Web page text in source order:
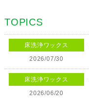
TOPICS
床洗浄ワックス
2026/07/30
床洗浄ワックス
2026/06/20